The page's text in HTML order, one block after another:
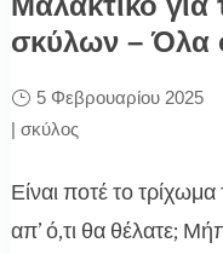
σκύλων – Όλα
5 Φεβρουαρίου 2025
| σκύλος
Είναι ποτέ το
απ’ ό,τι θα θέλατε;